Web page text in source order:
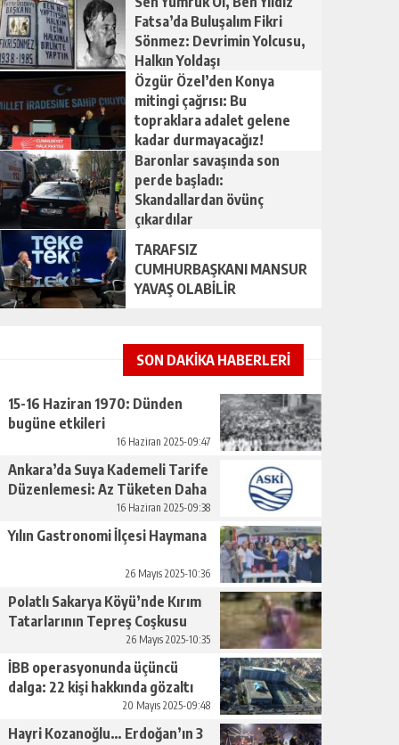
Fatsa’da Buluşalım Fikri
Sönmez: Devrimin Yolcusu,
Halkın Yoldaşı
Özgür Özel’den Konya
mitingi çağrısı: Bu
topraklara adalet gelene
kadar durmayacağız!
Baronlar savaşında son
perde başladı:
Skandallardan övünç
çıkardılar
TARAFSIZ
CUMHURBAŞKANI MANSUR
YAVAŞ OLABİLİR
SON DAKİKA HABERLERİ
15-16 Haziran 1970: Dünden
bugüne etkileri
16 Haziran 2025-09:47
Ankara’da Suya Kademeli Tarife
Düzenlemesi: Az Tüketen Daha
16 Haziran 2025-09:38
Yılın Gastronomi İlçesi Haymana
26 Mayıs 2025-10:36
Polatlı Sakarya Köyü’nde Kırım
Tatarlarının Tepreş Coşkusu
26 Mayıs 2025-10:35
İBB operasyonunda üçüncü
dalga: 22 kişi hakkında gözaltı
20 Mayıs 2025-09:48
Hayri Kozanoğlu… Erdoğan’ın 3